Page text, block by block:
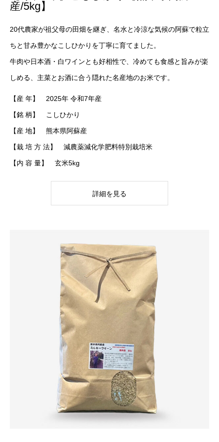
産/5kg】
20代農家が祖父母の田畑を継ぎ、名水と冷涼な気候の阿蘇で粒立
ちと甘み豊かなこしひかりを丁寧に育てました。
牛肉や日本酒・白ワインとも好相性で、冷めても食感と旨みが楽
しめる、主菜とお酒に合う隠れた名産地のお米です。
【産 年】 2025年 令和7年産
【銘 柄】 こしひかり
【産 地】 熊本県阿蘇産
【栽 培 方 法】 減農薬減化学肥料特別栽培米
【内 容 量】 玄米5kg
詳細を見る